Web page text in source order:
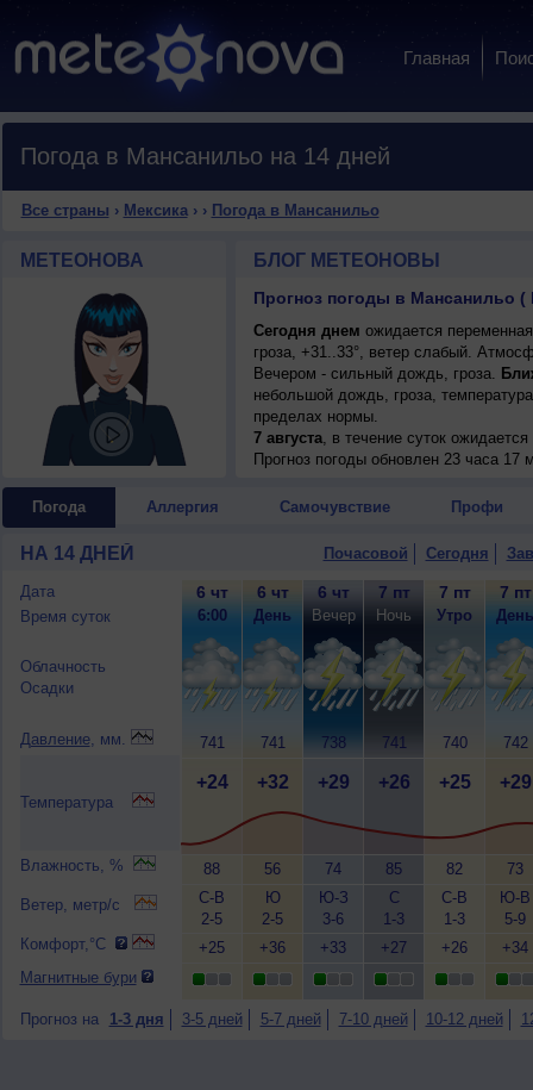
Главная
Погода в Мансанильо на 14 дней
Все страны › Мексика› › Погода в Мансанильо
МЕТЕОНОВА БЛОГ МЕТЕОНОВЫ
Прогноз погоды в Мансанильо (
Сегодня днем ожидается
гроза, +31..33°, ветер слабый.
Вечером - сильный дождь, гроза.
небольшой дождь, гроза,
пределах нормы.
7 августа, в течение суток
возможна гроза; ночью +25..27°,
Прогноз погоды обновлен 23 часа 17
Погода Аллергия Самочувствие Профи
НА 14 ДНЕЙ Почасовой Сегодня
Дата
Время суток
Облачность
Осадки
Давление, мм.
Температура
Влажность, %
Ветер, метр/с
Комфорт,°C
Магнитные бури
6 чт
6:00
741
+24
88
С-В
2-5
+25
6 чт
День
741
+32
56
Ю
2-5
+36
6 чт
Вечер
738
+29
74
Ю-З
3-6
+33
7 пт
Ночь
741
+26
85
С
1-3
+27
7 пт
Утро
740
+25
82
С-В
1-3
+26
7 пт
День
742
+29
73
Ю-В
5-9
+34
Прогноз на 1-3 дня 3-5 дней 5-7 дней 7-10 дней 10-12 дней